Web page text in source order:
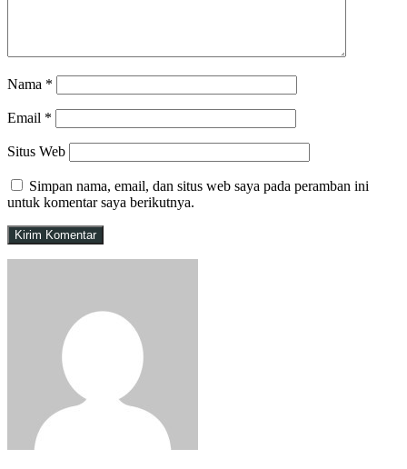
Nama *
Email *
Situs Web
Simpan nama, email, dan situs web saya pada peramban ini
untuk komentar saya berikutnya.